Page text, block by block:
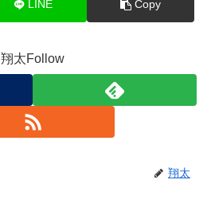
LINE Copy
翔太Follow
翔太